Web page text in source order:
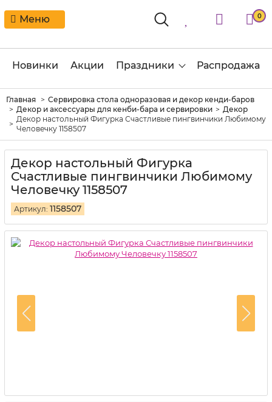
Меню 0
Новинки Акции Праздники Распродажа
Главная
Сервировка стола одноразовая и декор кенди-баров
Декор и аксессуары для кенби-бара и сервировки
Декор
Декор настольный Фигурка Счастливые пингвинчики Любимому
Человечку 1158507
Декор настольный Фигурка
Счастливые пингвинчики Любимому
Человечку 1158507
Артикул: 1158507